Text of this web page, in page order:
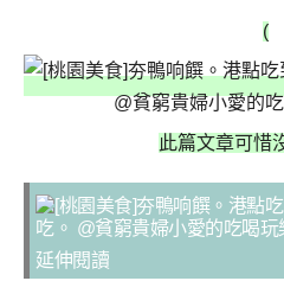
(
此篇文章可惜
延伸閱讀